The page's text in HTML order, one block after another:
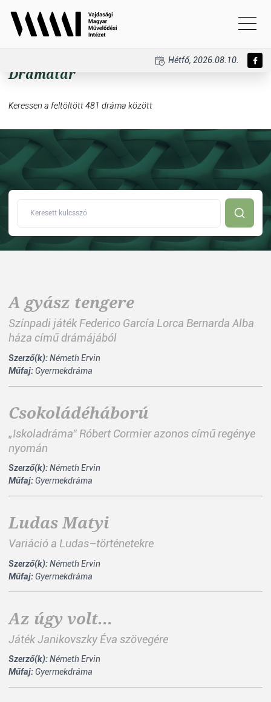
Hétfő, 2026.08.10.
Drámatár
Keressen a feltöltött 481 dráma között
A gyász tengere
Színpadi játék Federico García Lorca Bernarda Alba
háza című drámájából
Szerző(k):Németh Ervin
Műfaj:Gyermekdráma
Csokoládéháború
„Iskoladráma” Róbert Cormier azonos című regénye
nyomán
Szerző(k):Németh Ervin
Műfaj:Gyermekdráma
Ludas Matyi
Variáció a Ludas–történetekre
Szerző(k):Németh Ervin
Műfaj:Gyermekdráma
Az úgy volt...
Játék Janikovszky Éva szövegére
Szerző(k):Németh Ervin
Műfaj:Gyermekdráma